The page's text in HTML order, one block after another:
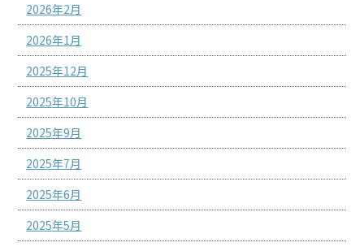
2026年2月
2026年1月
2025年12月
2025年10月
2025年9月
2025年7月
2025年6月
2025年5月